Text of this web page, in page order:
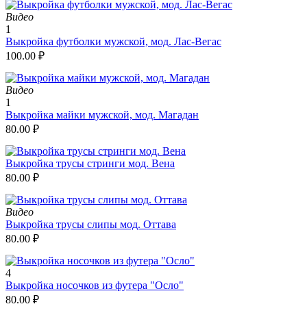
Видео
1
Выкройка футболки мужской, мод. Лас-Вегас
100.00 ₽
Видео
1
Выкройка майки мужской, мод. Магадан
80.00 ₽
Выкройка трусы стринги мод. Вена
80.00 ₽
Видео
Выкройка трусы слипы мод. Оттава
80.00 ₽
4
Выкройка носочков из футера "Осло"
80.00 ₽